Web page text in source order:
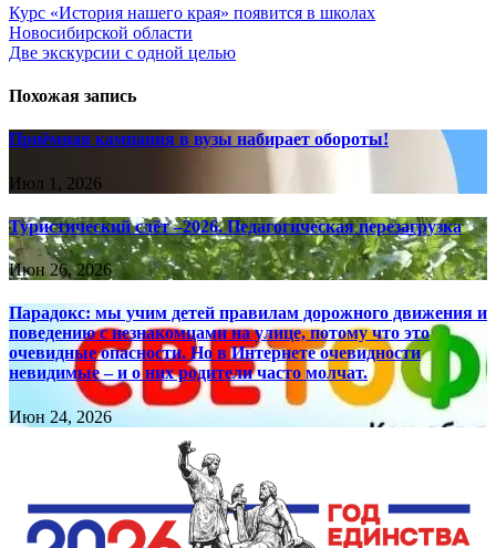
Навигация
по
Курс «История нашего края» появится в школах
Новосибирской области
Две экскурсии с одной целью
Похожая запись
Приёмная кампания в вузы набирает обороты!
Июл 1, 2026
Туристический слёт –2026. Педагогическая перезагрузка
Июн 26, 2026
Парадокс: мы учим детей правилам дорожного движения и
поведению с незнакомцами на улице, потому что это
очевидные опасности. Но в Интернете очевидности
невидимые – и о них родители часто молчат.
Июн 24, 2026